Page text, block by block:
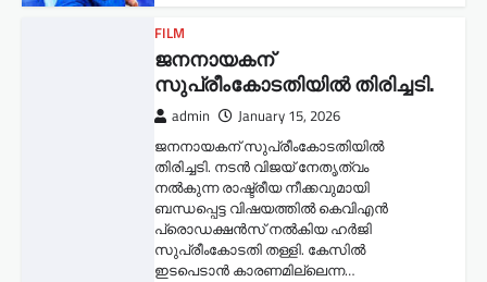
FILM
ജനനായകന്
സുപ്രീംകോടതിയില്‍ തിരിച്ചടി.
admin January 15, 2026
ജനനായകന് സുപ്രീംകോടതിയില്‍
തിരിച്ചടി. നടൻ വിജയ് നേതൃത്വം
നൽകുന്ന രാഷ്ട്രീയ നീക്കവുമായി
ബന്ധപ്പെട്ട വിഷയത്തിൽ കെവിഎൻ
പ്രൊഡക്ഷൻസ് നൽകിയ ഹർജി
സുപ്രീംകോടതി തള്ളി. കേസിൽ
ഇടപെടാൻ കാരണമില്ലെന്ന…